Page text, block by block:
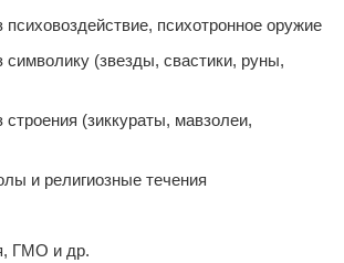
психовоздействие, психотронное оружие
символику (звезды, свастики, руны,
строения (зиккураты, мавзолеи,
и религиозные течения
ГМО и др.